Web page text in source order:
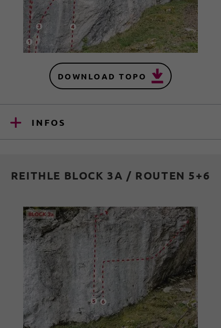
DOWNLOAD TOPO
INFOS
REITHLE BLOCK 3A / ROUTEN 5+6